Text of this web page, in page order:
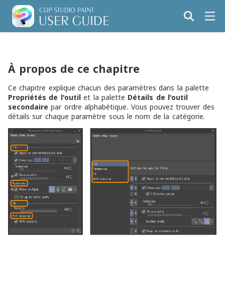
À propos de ce chapitre
Ce chapitre explique chacun des paramètres dans la palette
Propriétés de l'outilet la palette Détails de l'outil
secondaire par ordre alphabétique. Vous pouvez trouver des
détails sur chaque paramètre sous le nom de la catégorie.